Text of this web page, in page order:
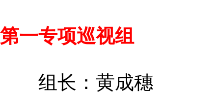
第一专项巡视组
组长：黄成穗